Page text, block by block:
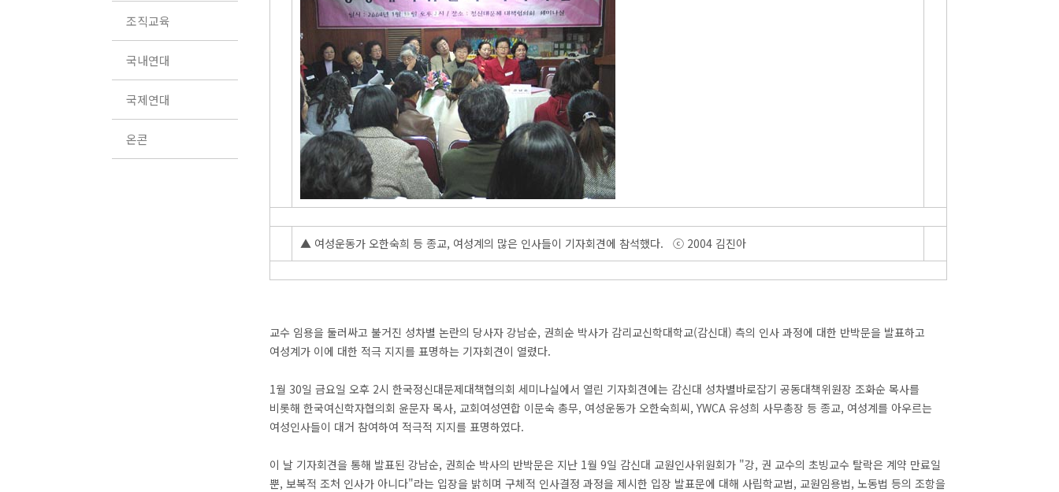
조직교육
국내연대
국제연대
온콘
▲ 여성운동가 오한숙희 등 종교, 여성계의 많은 인사들이 기자회견에 참석했다. ⓒ 2004 김진아
교수 임용을 둘러싸고 불거진 성차별 논란의 당사자 강남순, 권희순 박사가 감리교신학대학교(감신대) 측의 인사 과정에 대한 반박문을 발표하고
여성계가 이에 대한 적극 지지를 표명하는 기자회견이 열렸다.
1월 30일 금요일 오후 2시 한국정신대문제대책협의회 세미나실에서 열린 기자회견에는 감신대 성차별바로잡기 공동대책위원장 조화순 목사를
비롯해 한국여신학자협의회 윤문자 목사, 교회여성연합 이문숙 총무, 여성운동가 오한숙희씨, YWCA 유성희 사무총장 등 종교, 여성계를 아우르는
여성인사들이 대거 참여하여 적극적 지지를 표명하였다.
이 날 기자회견을 통해 발표된 강남순, 권희순 박사의 반박문은 지난 1월 9일 감신대 교원인사위원회가 "강, 권 교수의 초빙교수 탈락은 계약 만료일
뿐, 보복적 조처 인사가 아니다"라는 입장을 밝히며 구체적 인사결정 과정을 제시한 입장 발표문에 대해 사립학교법, 교원임용법, 노동법 등의 조항을